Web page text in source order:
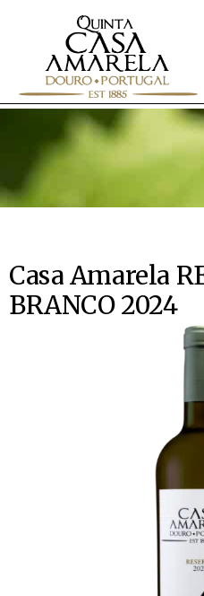
Casa Amarela
BRANCO 2024